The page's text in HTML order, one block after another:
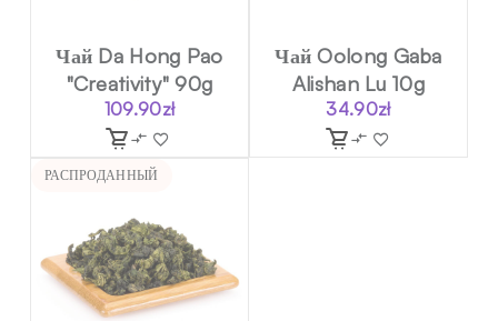
Чай Da Hong Pao
"Creativity" 90g
109.90zł
Чай Oolong Gaba
Alishan Lu 10g
34.90zł
РАСПРОДАННЫЙ